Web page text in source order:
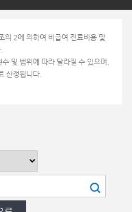
의 2에 의하여 비급여 진료비용 및
및 범위에 따라 달라질 수 있으며,
산정됩니다.